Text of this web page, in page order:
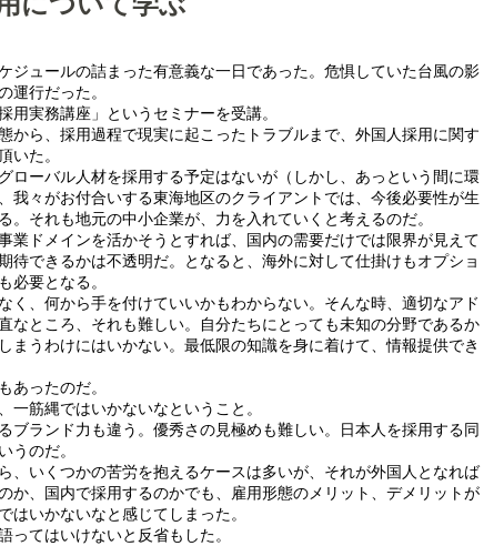
ジュールの詰まった有意義な一日であった。危惧していた台風の影
運行だった。
用実務講座」というセミナーを受講。
から、採用過程で現実に起こったトラブルまで、外国人採用に関す
いた。
ローバル人材を採用する予定はないが（しかし、あっという間に環
我々がお付合いする東海地区のクライアントでは、今後必要性が生
。それも地元の中小企業が、力を入れていくと考えるのだ。
業ドメインを活かそうとすれば、国内の需要だけでは限界が見えて
待できるかは不透明だ。となると、海外に対して仕掛けもオプショ
必要となる。
く、何から手を付けていいかもわからない。そんな時、適切なアド
なところ、それも難しい。自分たちにとっても未知の分野であるか
まうわけにはいかない。最低限の知識を身に着けて、情報提供でき
あったのだ。
一筋縄ではいかないなということ。
ブランド力も違う。優秀さの見極めも難しい。日本人を採用する同
うのだ。
、いくつかの苦労を抱えるケースは多いが、それが外国人となれば
か、国内で採用するのかでも、雇用形態のメリット、デメリットが
はいかないなと感じてしまった。
ってはいけないと反省もした。